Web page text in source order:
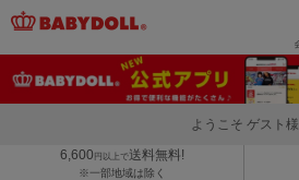
ようこそ ゲスト様
6,600 円以上で送料無料!
※一部地域は除く